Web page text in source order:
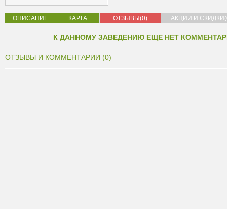
ОПИСАНИЕ КАРТА ОТЗЫВЫ(0) АКЦИИ И
К ДАННОМУ ЗАВЕДЕНИЮ ЕЩЕ НЕТ
ОТЗЫВЫ И КОММЕНТАРИИ (0)